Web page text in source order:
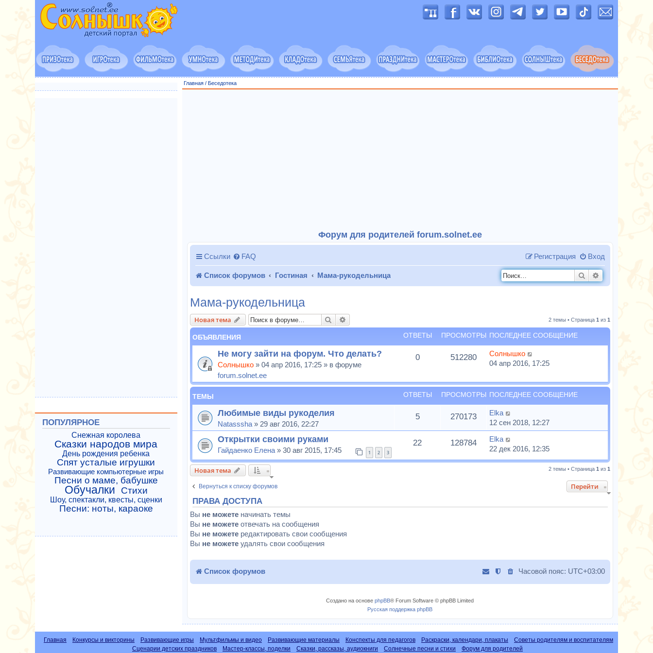
Главная/ Беседотека
Форум для родителей forum.solnet.ee
Ссылки FAQ Вход
Регистрация
Список форумов Гостиная Мама-рукодельница Поиск
Мама-рукодельница
Новая тема Поиск 2 темы • Страница 1 из 1
ОБЪЯВЛЕНИЯ ОТВЕТЫ ПРОСМОТРЫ ПОСЛЕДНЕЕ СООБЩЕНИЕ
Не могу зайти на форум. Что делать?
Солнышко» 04 апр 2016, 17:25 » в форуме
forum.solnet.ee
0 512280
Солнышко
04 апр 2016, 17:25
ТЕМЫ ОТВЕТЫ ПРОСМОТРЫ ПОСЛЕДНЕЕ СООБЩЕНИЕ
Любимые виды рукоделия
Natasssha» 29 авг 2016, 22:27
5 270173
Elka
12 сен 2018, 12:27
Открытки своими руками
Гайдаенко Елена» 30 авг 2015, 17:45 1 2 3
22 128784
Elka
22 дек 2016, 12:35
Новая тема 2 темы • Страница 1 из 1
Вернуться к списку форумов Перейти
ПРАВА ДОСТУПА
Вы не можетеначинать темы
Вы не можетеотвечать на сообщения
Вы не можетередактировать свои сообщения
Вы не можетеудалять свои сообщения
Список форумов Часовой пояс: UTC+03:00
Создано на основеphpBB® Forum Software © phpBB Limited
Русская поддержка phpBB
ПОПУЛЯРНОЕ
Снежная королева
Сказки народов мира
День рождения ребенка
Спят усталые игрушки
Развивающие компьютерные игры
Песни о маме, бабушке
Обучалки Стихи
Шоу, спектакли, квесты, сценки
Песни: ноты, караоке
Главная Конкурсы и викторины Развивающие игры Мультфильмы и видео Развивающие материалы Конспекты для педагогов Раскраски, календари, плакаты
Советы родителям и воспитателям
Сценарии детских праздников
Мастер-классы, поделки Сказки, рассказы, аудиокниги Солнечные песни и стихи Форум для родителей